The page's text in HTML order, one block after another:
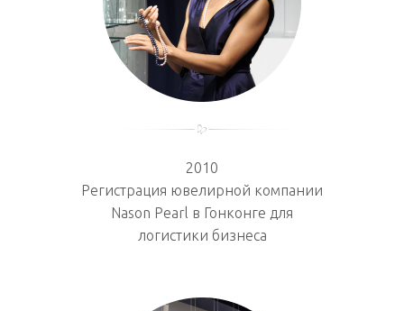
2010
Регистрация ювелирной компании
Nason Pearl в Гонконге для
логистики бизнеса